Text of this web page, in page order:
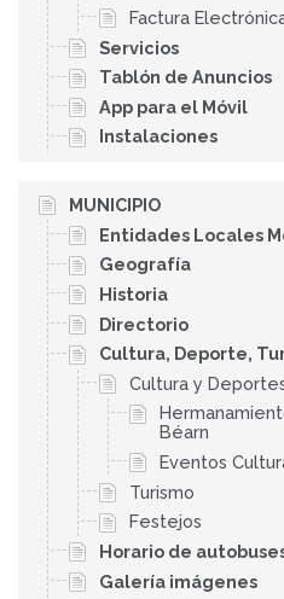
Factura
Servicios
Tablón de Anuncios
App para el Móvil
Instalaciones
MUNICIPIO
Entidades Locales
Geografía
Historia
Directorio
Cultura, Deporte,
Cultura y
Béarn
Eventos
Turismo
Festejos
Horario de
Galería imágenes